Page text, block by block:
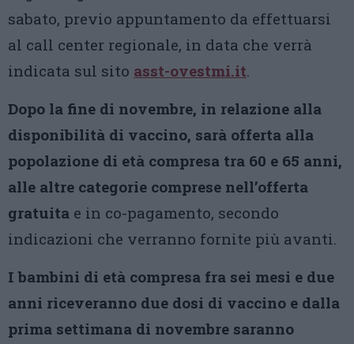
sabato, previo appuntamento da effettuarsi
al call center regionale, in data che verrà
indicata sul sito asst-ovestmi.it.
Dopo la fine di novembre, in relazione alla
disponibilità di vaccino, sarà offerta alla
popolazione di età compresa tra 60 e 65 anni,
alle altre categorie comprese nell’offerta
gratuita e in co-pagamento, secondo
indicazioni che verranno fornite più avanti.
I bambini di età compresa fra sei mesi e due
anni riceveranno due dosi di vaccino e dalla
prima settimana di novembre saranno